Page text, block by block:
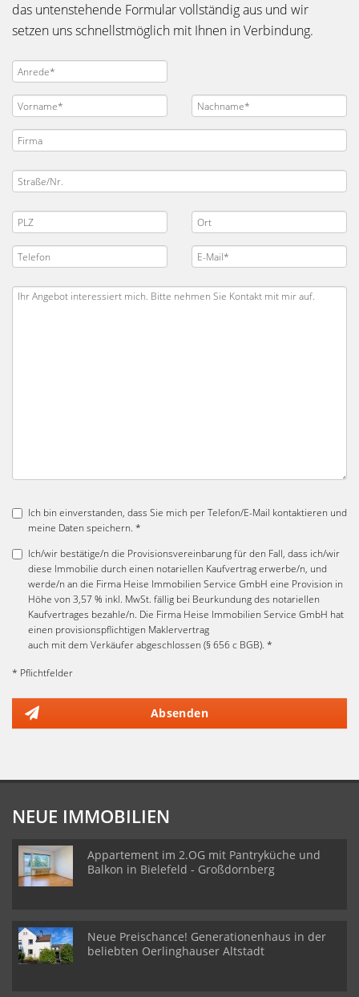
das untenstehende Formular vollständig aus und wir
setzen uns schnellstmöglich mit Ihnen in Verbindung.
Ich bin einverstanden, dass Sie mich per Telefon/E-Mail kontaktieren und
meine Daten speichern. *
Ich/wir bestätige/n die Provisionsvereinbarung für den Fall, dass ich/wir
diese Immobilie durch einen notariellen Kaufvertrag erwerbe/n, und
werde/n an die Firma Heise Immobilien Service GmbH eine Provision in
Höhe von 3,57 % inkl. MwSt. fällig bei Beurkundung des notariellen
Kaufvertrages bezahle/n. Die Firma Heise Immobilien Service GmbH hat
einen provisionspflichtigen Maklervertrag
auch mit dem Verkäufer abgeschlossen (§ 656 c BGB). *
* Pflichtfelder
Absenden
NEUE IMMOBILIEN
Appartement im 2.OG mit Pantryküche und
Balkon in Bielefeld - Großdornberg
Neue Preischance! Generationenhaus in der
beliebten Oerlinghauser Altstadt